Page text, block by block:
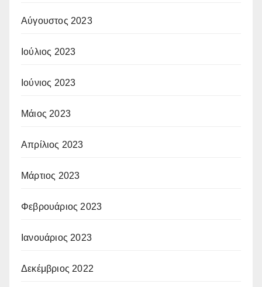
Αύγουστος 2023
Ιούλιος 2023
Ιούνιος 2023
Μάιος 2023
Απρίλιος 2023
Μάρτιος 2023
Φεβρουάριος 2023
Ιανουάριος 2023
Δεκέμβριος 2022